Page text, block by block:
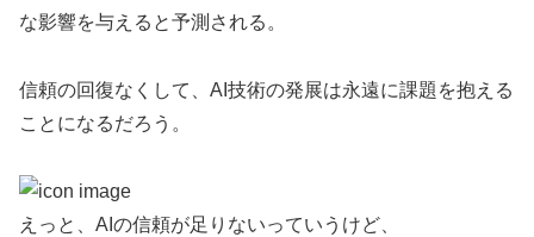
な影響を与えると予測される。
信頼の回復なくして、AI技術の発展は永遠に課題を抱える
ことになるだろう。
えっと、AIの信頼が足りないっていうけど、